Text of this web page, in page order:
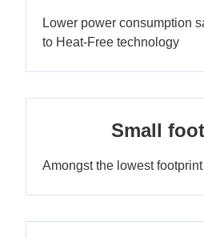
Lower power consumption
to Heat-Free technology
Small
Amongst the lowest